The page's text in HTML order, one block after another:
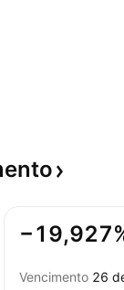
Vencimento 26